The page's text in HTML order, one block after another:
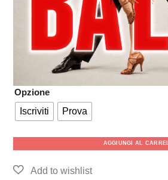
Opzione
Iscriviti
Prova
AGGIUNGI AL